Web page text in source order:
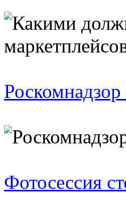
Фотосессия